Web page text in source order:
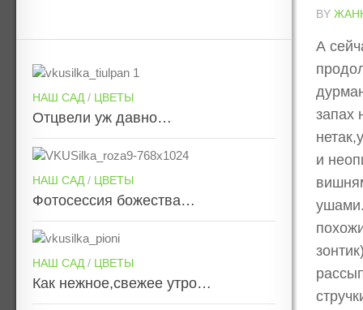
BY
А
запах
и
НАШ САД / ЦВЕТЫ
Отцвели уж давно…
НАШ САД / ЦВЕТЫ
Фотосессия божества…
НАШ САД / ЦВЕТЫ
Как нежное,свежее утро…